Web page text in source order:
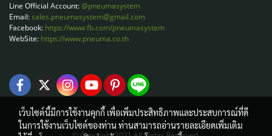
Line Official Account:@pneumasystem
Email:sales.pneumasystem@gmail.com
Facebook: https://www.fb.com/pneumasystem
WebSite: https://www.pneuma.co.th
เว็บไซต์นี้มีการใช้งานคุกกี้ เพื่อเพิ่มประสิทธิภาพและประสบการณ์ที่ดี
ในการใช้งานเว็บไซต์ของท่าน ท่านสามารถอ่านรายละเอียดเพิ่มเติม